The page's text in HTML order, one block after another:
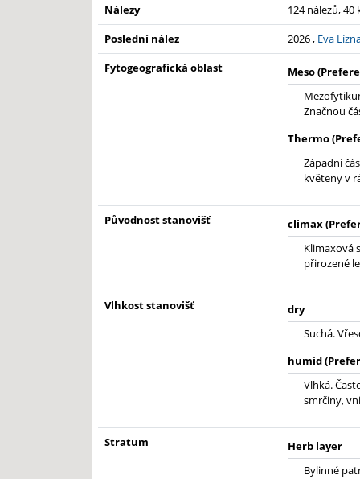
Nálezy
124 nálezů, 40
Poslední nález
2026 , Eva
Fytogeografická oblast
Meso
Značnou
Thermo
Západní
květeny v
Původnost stanovišť
climax
Klimaxová
přirozené
Vlhkost stanovišť
dry
Suchá.
humid
Vlhká.
smrčiny,
Stratum
Herb layer
Bylinné